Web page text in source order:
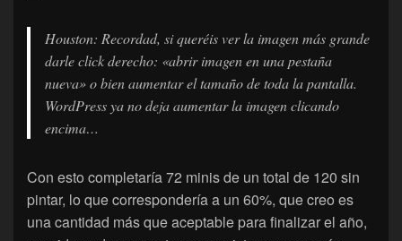
Houston: Recordad, si queréis ver la imagen más grande
darle click derecho: «abrir imagen en una pestaña
nueva» o bien aumentar el tamaño de toda la pantalla.
WordPress ya no deja aumentar la imagen clicando
encima…
Con esto completaría 72 minis de un total de 120 sin
pintar, lo que correspondería a un 60%, que creo es
una cantidad más que aceptable para finalizar el año,